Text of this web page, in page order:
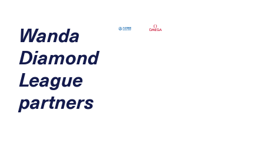
Wanda
Diamond
League
partners